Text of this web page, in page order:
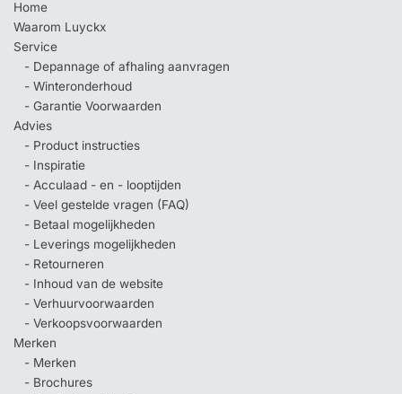
Home
Waarom Luyckx
Service
- Depannage of afhaling aanvragen
- Winteronderhoud
- Garantie Voorwaarden
Advies
- Product instructies
- Inspiratie
- Acculaad - en - looptijden
- Veel gestelde vragen (FAQ)
- Betaal mogelijkheden
- Leverings mogelijkheden
- Retourneren
- Inhoud van de website
- Verhuurvoorwaarden
- Verkoopsvoorwaarden
Merken
- Merken
- Brochures